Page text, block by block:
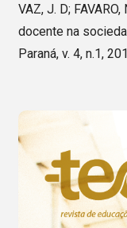
VAZ, J. D;
docente na
Paraná, v. 4, n.1,